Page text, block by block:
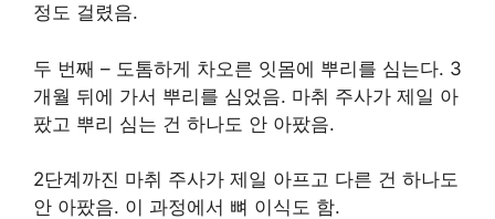
정도 걸렸음.
두 번째 – 도톰하게 차오른 잇몸에 뿌리를 심는다. 3
개월 뒤에 가서 뿌리를 심었음. 마취 주사가 제일 아
팠고 뿌리 심는 건 하나도 안 아팠음.
2단계까진 마취 주사가 제일 아프고 다른 건 하나도
안 아팠음. 이 과정에서 뼈 이식도 함.